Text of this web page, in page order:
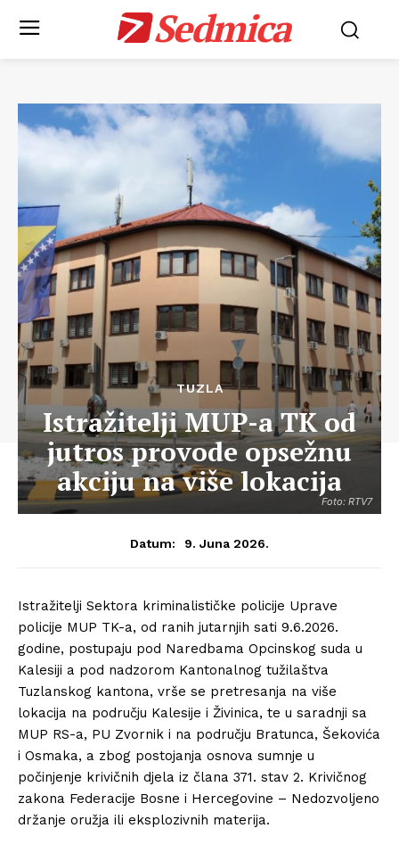
Sedmica
Foto: RTV7
TUZLA
Istražitelji MUP-a TK od
jutros provode opsežnu
akciju na više lokacija
Datum: 9. Juna 2026.
Istražitelji Sektora kriminalističke policije Uprave
policije MUP TK-a, od ranih jutarnjih sati 9.6.2026.
godine, postupaju pod Naredbama Opcinskog suda u
Kalesiji a pod nadzorom Kantonalnog tužilaštva
Tuzlanskog kantona, vrše se pretresanja na više
lokacija na području Kalesije i Živinica, te u saradnji sa
MUP RS-a, PU Zvornik i na području Bratunca, Šekovića
i Osmaka, a zbog postojanja osnova sumnje u
počinjenje krivičnih djela iz člana 371. stav 2. Krivičnog
zakona Federacije Bosne i Hercegovine – Nedozvoljeno
držanje oružja ili eksplozivnih materija.